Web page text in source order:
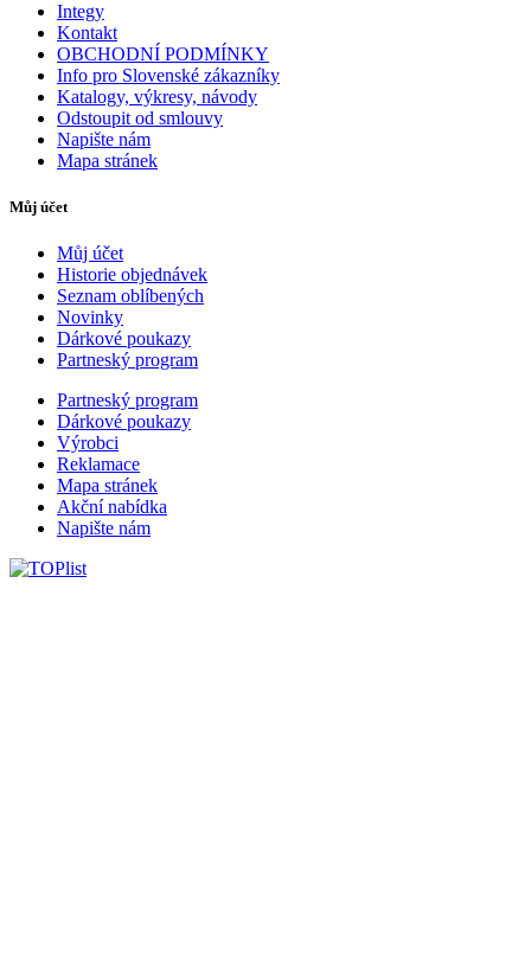
Integy
Kontakt
OBCHODNÍ PODMÍNKY
Info pro Slovenské zákazníky
Katalogy, výkresy, návody
Odstoupit od smlouvy
Napište nám
Mapa stránek
Můj účet
Můj účet
Historie objednávek
Seznam oblíbených
Novinky
Dárkové poukazy
Partneský program
Partneský program
Dárkové poukazy
Výrobci
Reklamace
Mapa stránek
Akční nabídka
Napište nám